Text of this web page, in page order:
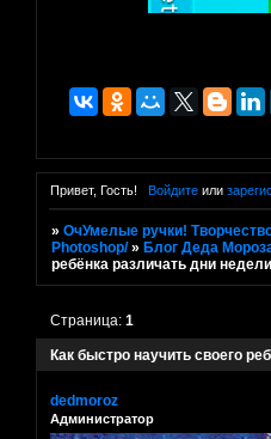
Привет, Гость! Войдитеили
»ОчУмелые ручки!
Photoshop/ » Блог Деда
ребёнка различать дни недели
Как быстро научить своего
Страница:1
dedmoroz
Администратор